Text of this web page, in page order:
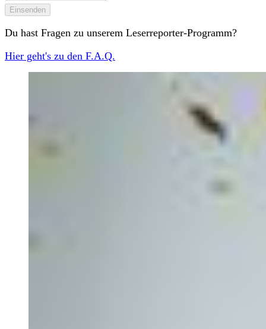
Einsenden
Du hast Fragen zu unserem Leserreporter-Programm?
Hier geht's zu den F.A.Q.